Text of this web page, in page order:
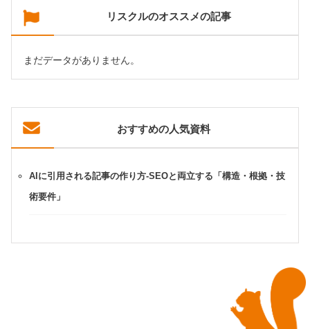
リスクルのオススメの記事
まだデータがありません。
おすすめの人気資料
AIに引用される記事の作り方-SEOと両立する「構造・根拠・技
術要件」